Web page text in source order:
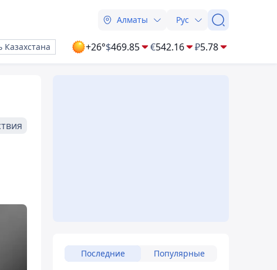
Алматы Рус
Казахстана +26°$469.85 €542.16 ₽5.78
Последние Популярные